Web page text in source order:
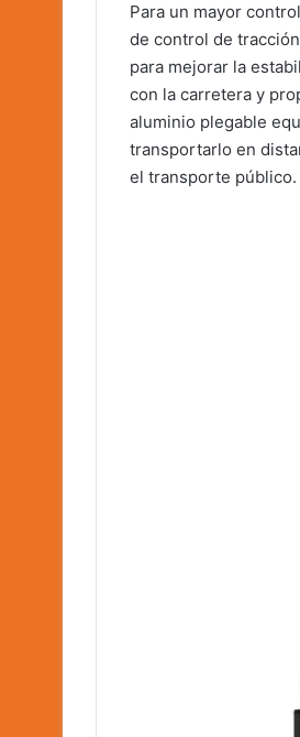
Para un mayor
de control de
para mejorar la
con la carretera y
aluminio plegable
transportarlo en
el transporte público.